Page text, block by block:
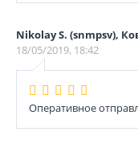
Nikolay S. (snmpsv),
18/05/2019, 18:42
Оперативное